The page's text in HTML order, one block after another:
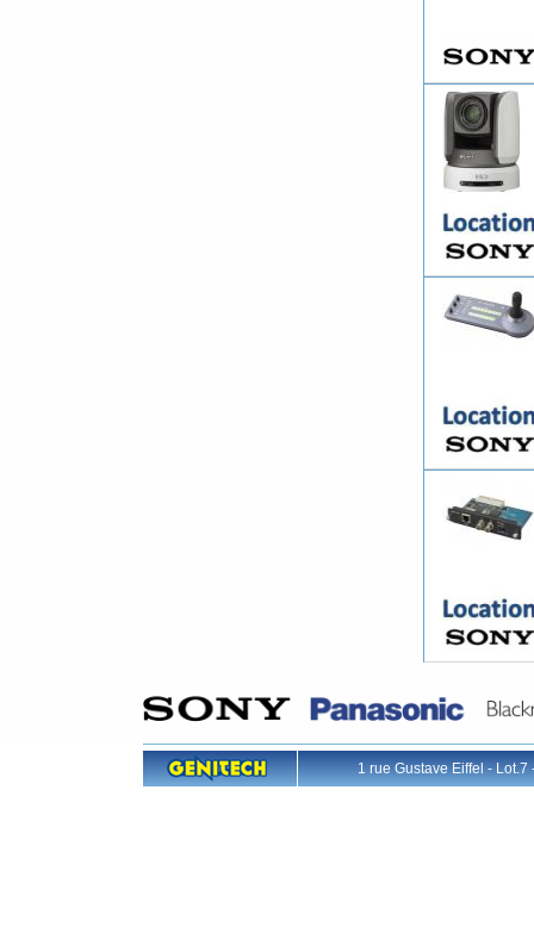
1 rue Gustave Eiffel -